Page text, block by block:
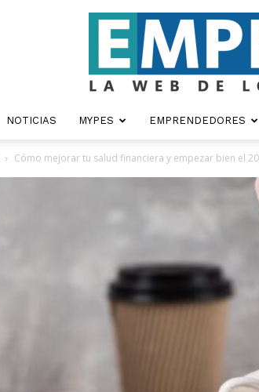
NOTICIAS MYPES EMPRENDEDORES
Cómo mejorar tu salud financiera y empezar bien el